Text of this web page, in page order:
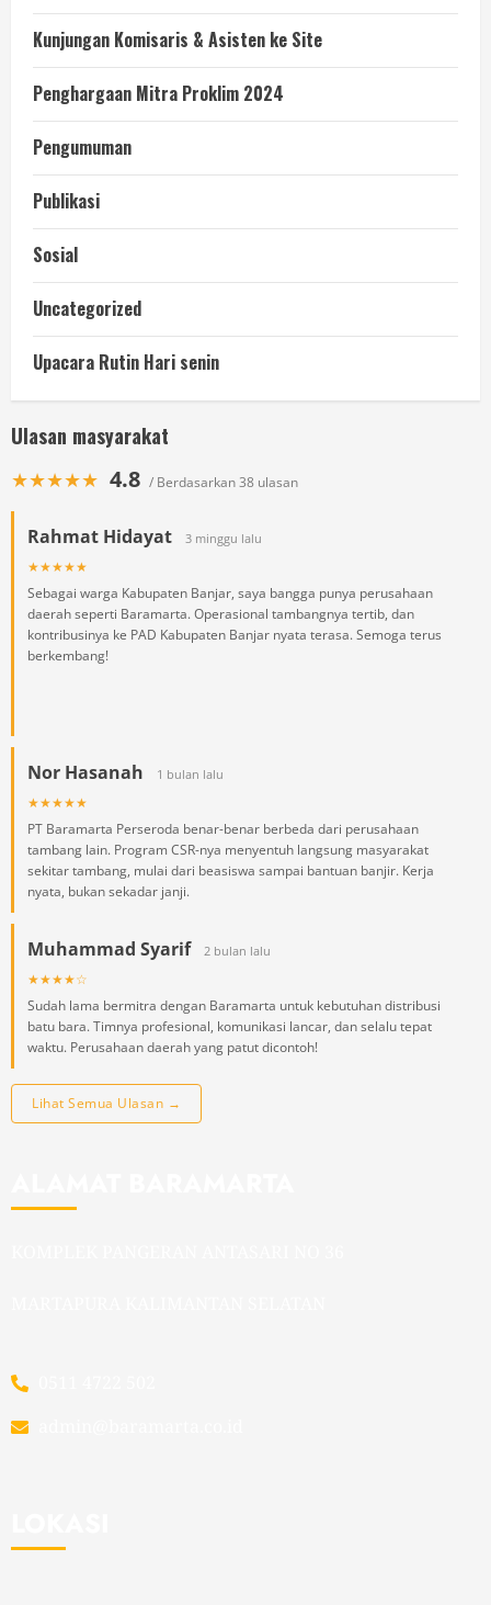
Kunjungan Komisaris & Asisten ke Site
Penghargaan Mitra Proklim 2024
Pengumuman
Publikasi
Sosial
Uncategorized
Upacara Rutin Hari senin
Ulasan masyarakat
★★★★★ 4.8 / Berdasarkan 38 ulasan
Rahmat Hidayat 3 minggu lalu
★★★★★
Sebagai warga Kabupaten Banjar, saya bangga punya perusahaan
daerah seperti Baramarta. Operasional tambangnya tertib, dan
kontribusinya ke PAD Kabupaten Banjar nyata terasa. Semoga terus
berkembang!
Nor Hasanah 1 bulan lalu
★★★★★
PT Baramarta Perseroda benar-benar berbeda dari perusahaan
tambang lain. Program CSR-nya menyentuh langsung masyarakat
sekitar tambang, mulai dari beasiswa sampai bantuan banjir. Kerja
nyata, bukan sekadar janji.
Muhammad Syarif 2 bulan lalu
★★★★☆
Sudah lama bermitra dengan Baramarta untuk kebutuhan distribusi
batu bara. Timnya profesional, komunikasi lancar, dan selalu tepat
waktu. Perusahaan daerah yang patut dicontoh!
Lihat Semua Ulasan →